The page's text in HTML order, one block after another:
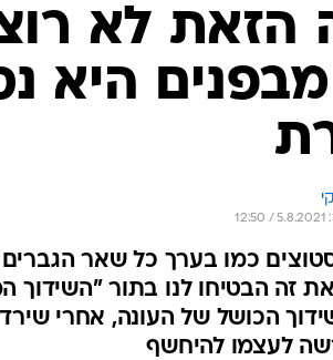
הזאת לא
היא
כמו בערך כל שאר הגברים
זה הבטיחו לנו בתור
הכושל של העונה, אחרי
לעצמו להיחשף